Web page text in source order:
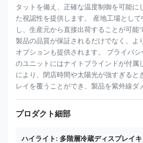
タットを備え、正確な温度制御を可能に
た視認性を提供します。 産地工場とし
し、生産元から直接出荷することが可能
製品の品質が保証されるだけでなく、よ
オプションも提供されます。 プライバシ
のユニットにはナイトブラインドが付属
により、閉店時間や太陽光が強すぎると
レイを覆うことができ、製品を紫外線ダ
プロダクト細部
ハイライト: 多階層冷蔵ディスプレイ